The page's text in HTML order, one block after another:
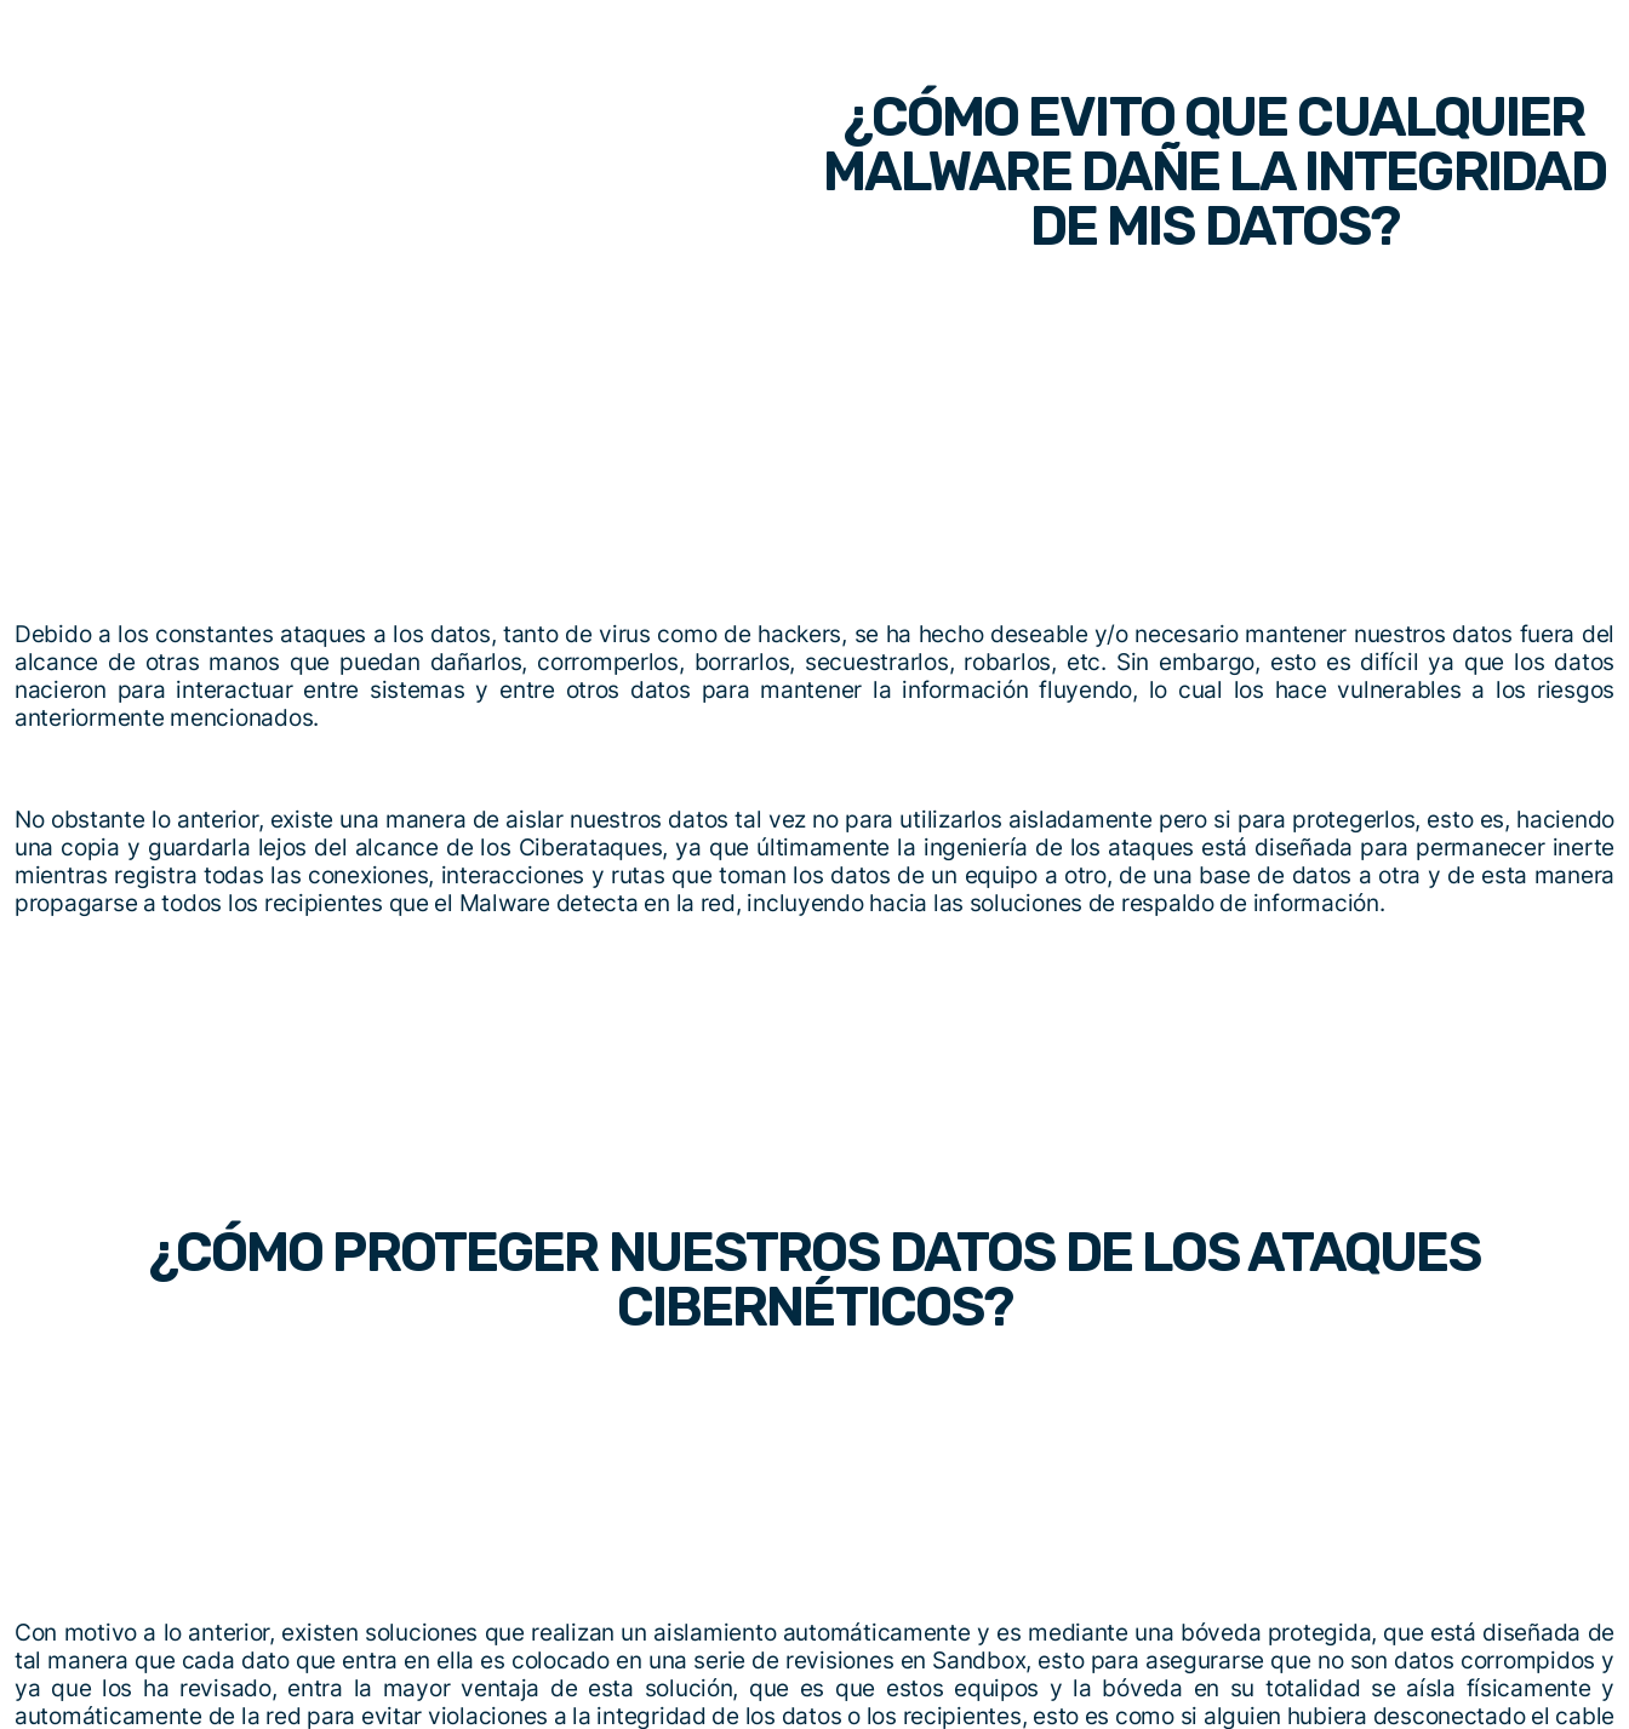
¿CÓMO EVITO QUE CUALQUIER
MALWARE DAÑE LA INTEGRIDAD
DE MIS DATOS?
Debido a los constantes ataques a los datos, tanto de virus como de hackers, se ha hecho deseable y/o necesario mantener nuestros datos fuera del
alcance de otras manos que puedan dañarlos, corromperlos, borrarlos, secuestrarlos, robarlos, etc. Sin embargo, esto es difícil ya que los datos
nacieron para interactuar entre sistemas y entre otros datos para mantener la información fluyendo, lo cual los hace vulnerables a los riesgos
anteriormente mencionados.
No obstante lo anterior, existe una manera de aislar nuestros datos tal vez no para utilizarlos aisladamente pero si para protegerlos, esto es, haciendo
una copia y guardarla lejos del alcance de los Ciberataques, ya que últimamente la ingeniería de los ataques está diseñada para permanecer inerte
mientras registra todas las conexiones, interacciones y rutas que toman los datos de un equipo a otro, de una base de datos a otra y de esta manera
propagarse a todos los recipientes que el Malware detecta en la red, incluyendo hacia las soluciones de respaldo de información.
¿CÓMO PROTEGER NUESTROS DATOS DE LOS ATAQUES
CIBERNÉTICOS?
Con motivo a lo anterior, existen soluciones que realizan un aislamiento automáticamente y es mediante una bóveda protegida, que está diseñada de
tal manera que cada dato que entra en ella es colocado en una serie de revisiones en Sandbox, esto para asegurarse que no son datos corrompidos y
ya que los ha revisado, entra la mayor ventaja de esta solución, que es que estos equipos y la bóveda en su totalidad se aísla físicamente y
automáticamente de la red para evitar violaciones a la integridad de los datos o los recipientes, esto es como si alguien hubiera desconectado el cable